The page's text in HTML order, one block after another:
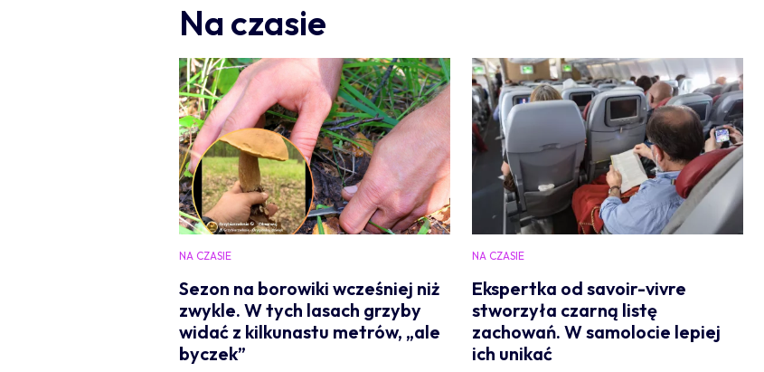
Na czasie
NA CZASIE
Sezon na borowiki wcześniej niż
zwykle. W tych lasach grzyby
widać z kilkunastu metrów, „ale
byczek”
NA CZASIE
Ekspertka od savoir-vivre
stworzyła czarną listę
zachowań. W samolocie lepiej
ich unikać